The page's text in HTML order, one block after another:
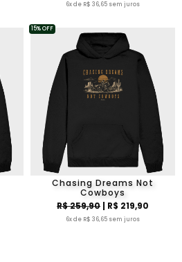
6x de R$ 36,65 sem juros
Chasing Dreams Not
Cowboys
R$ 259,90| R$ 219,90
6x de R$ 36,65 sem juros
15% OFF